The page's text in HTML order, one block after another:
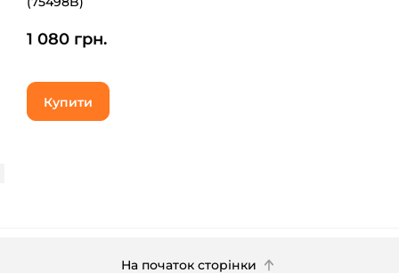
1 080 грн.
Купити
На початок сторінки